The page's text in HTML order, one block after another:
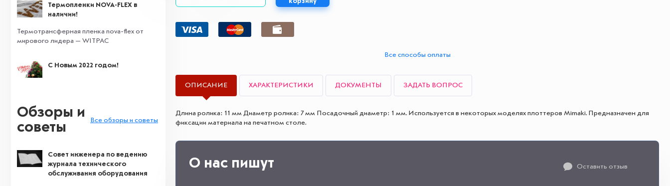
Термопленки NOVA-FLEX в
наличии!
Термотрансферная пленка nova-flex от
мирового лидера — WITPAC
С Новым 2022 годом!
Обзоры и
советы
Все обзоры и советы
Совет инженера по ведению
журнала технического
обслуживания оборудования
Все способы оплаты
ОПИСАНИЕ ХАРАКТЕРИСТИКИ ДОКУМЕНТЫ ЗАДАТЬ ВОПРОС
Длина ролика: 11 мм Диаметр ролика: 7 мм Посадочный диаметр: 1 мм. Используется в некоторых моделях плоттеров Mimaki. Предназначен для
фиксации материала на печатном столе.
О нас пишут Оставить отзыв